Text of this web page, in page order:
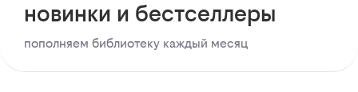
новинки и бестселлеры
пополняем библиотеку каждый месяц